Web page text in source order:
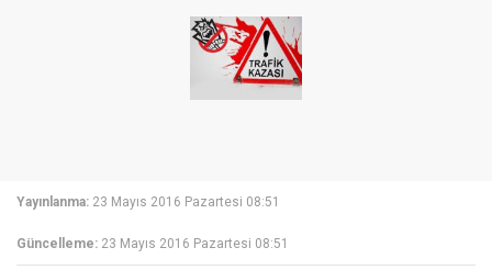
Yayınlanma: 23 Mayıs 2016 Pazartesi 08:51
Güncelleme: 23 Mayıs 2016 Pazartesi 08:51